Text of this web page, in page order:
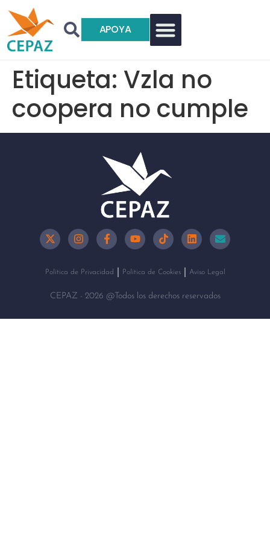
APOYA
Etiqueta: Vzla no
coopera no cumple
Política de Privacidad Política de Cookies Aviso Legal
CEPAZ - 2026 @Todos los derechos reservados